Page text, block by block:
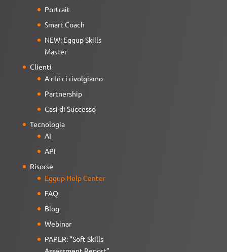
Portrait
Smart Coach
NEW: Eggup Skills
Master
Clienti
A chi ci rivolgiamo
Partnership
Casi di Successo
Tecnologia
AI
API
Risorse
Eggup Help Center
FAQ
Blog
Webinar
PAPER: “Soft Skills